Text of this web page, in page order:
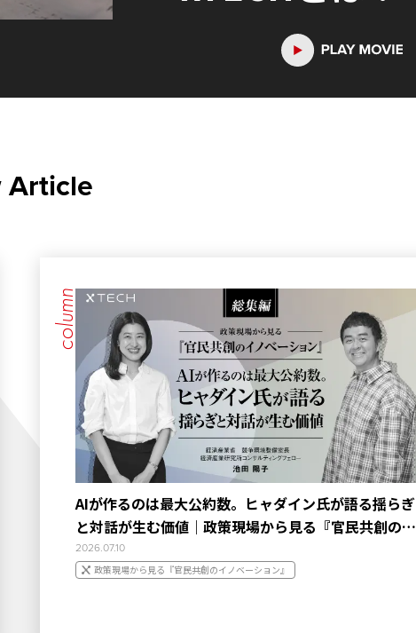
Article
column
AIが作るのは最大公約数。ヒャダイン氏が語る揺らぎ
と対話が生む価値｜政策現場から見る『官民共創の…
2026.07.10
政策現場から見る『官民共創のイノベーション』